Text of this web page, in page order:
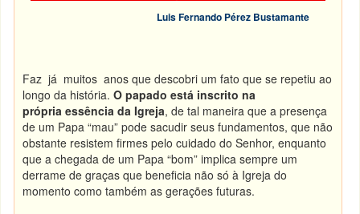
Luis Fernando Pérez Bustamante
Faz já muitos anos que descobri um fato que se repetiu ao
longo da história.O papado está inscrito na
própria essência da Igreja, de tal maneira que a presença
de um Papa “mau” pode sacudir seus fundamentos, que não
obstante resistem firmes pelo cuidado do Senhor, enquanto
que a chegada de um Papa “bom” implica sempre um
derrame de graças que beneficia não só à Igreja do
momento como também as gerações futuras.